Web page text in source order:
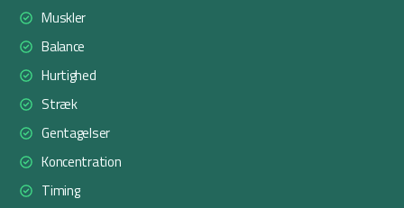
Muskler
Balance
Hurtighed
Stræk
Gentagelser
Koncentration
Timing